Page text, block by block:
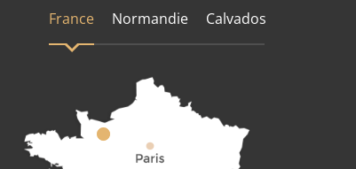
France Normandie Calvados